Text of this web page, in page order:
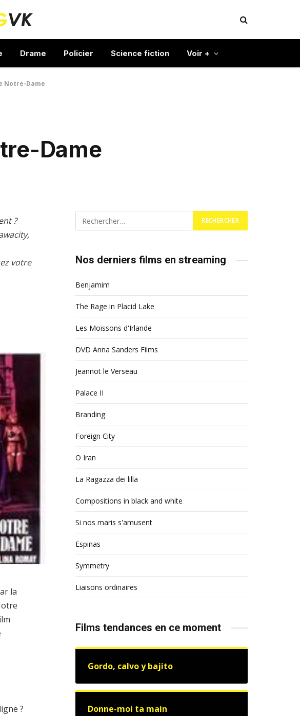
Drame Policier Science fiction Voir +
Notre-Dame
Dame
?
votre
la
?
Nos derniers films en streaming
Benjamim
The Rage in Placid Lake
Les Moissons d'Irlande
DVD Anna Sanders Films
Jeannot le Verseau
Palace II
Branding
Foreign City
O Iran
La Ragazza dei lilla
Compositions in black and white
Si nos maris s'amusent
Espinas
Symmetry
Liaisons ordinaires
Films tendances en ce moment
Gordo, calvo y bajito
Donne-moi ta main